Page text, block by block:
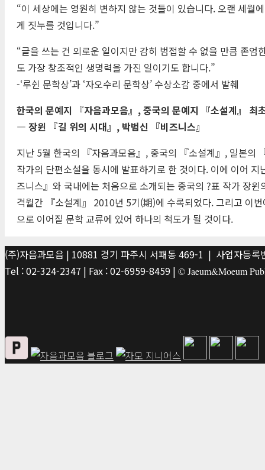
“이 세상에는 영원히 변하지 않는 것들이 있습니다. 오랜 세월
게 짓누를 것입니다.”
“글을 쓰는 건 외로운 일이지만 감히 범접할 수 없을 만큼 존
도 가장 창조적인 생명력을 가진 일이기도 합니다.”
-‘루쉰 문학상’과 ‘자오수리 문학상’ 수상소감 중에서 발췌
한국의 문예지 『자음과모음』, 중국의 문예지 『소설계』 최
― 장윈 『길 위의 시대』, 박범신 『비즈니스』
지난 5월 한국의 『자음과모음』, 중국의 『소설계』, 일본의
작가의 단편소설을 동시에 발표하기로 한 것이다. 이에 이어
즈니스』와 국내에는 처음으로 소개되는 중국의 ?표 작가 장
격월간 『소설계』 2010년 5기(期)에 수록되었다. 그리고 이
으로 이어질 문학 교류에 있어 하나의 척도가 될 것이다.
(주)자음과모음 | 10881 경기 파주시 서패동 469-1 | 사업자등
Tel : 02-324-2347 | Fax : 02-6959-8459 | © Jaeum&Moeum